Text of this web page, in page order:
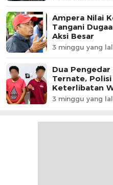
Ampera Nilai
Tangani
Aksi Besar
3 minggu yang
Dua
Ternate,
Keterlibatan
3 minggu yang